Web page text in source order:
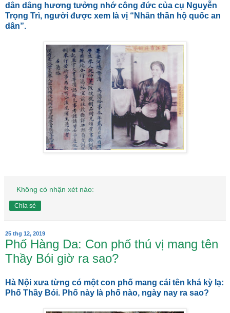
dân dâng hương tưởng nhớ công đức của cụ Nguyễn
Trọng Trì, người được xem là vị “Nhân thần hộ quốc an
dân”.
Không có nhận xét nào:
Chia sẻ
25 thg 12, 2019
Phố Hàng Da: Con phố thú vị mang tên
Thầy Bói giờ ra sao?
Hà Nội xưa từng có một con phố mang cái tên khá kỳ lạ:
Phố Thầy Bói. Phố này là phố nào, ngày nay ra sao?